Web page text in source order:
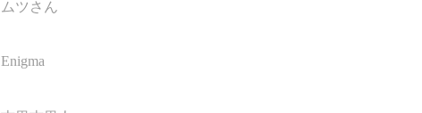
ムツさん
Enigma